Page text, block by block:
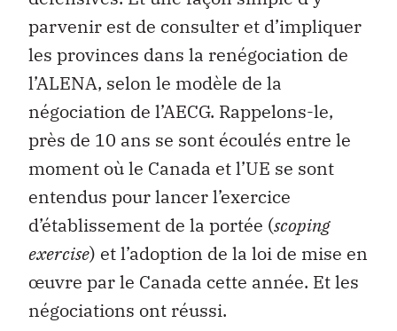
parvenir est de consulter et d’impliquer
les provinces dans la renégociation de
l’ALENA, selon le modèle de la
négociation de l’AECG. Rappelons-le,
près de 10 ans se sont écoulés entre le
moment où le Canada et l’UE se sont
entendus pour lancer l’exercice
d’établissement de la portée (scoping
exercise) et l’adoption de la loi de mise en
œuvre par le Canada cette année. Et les
négociations ont réussi.